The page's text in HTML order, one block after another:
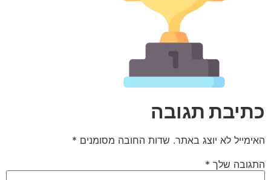
כתיבת תגובה
האימייל לא יוצג באתר. שדות החובה מסומנים *
התגובה שלך *